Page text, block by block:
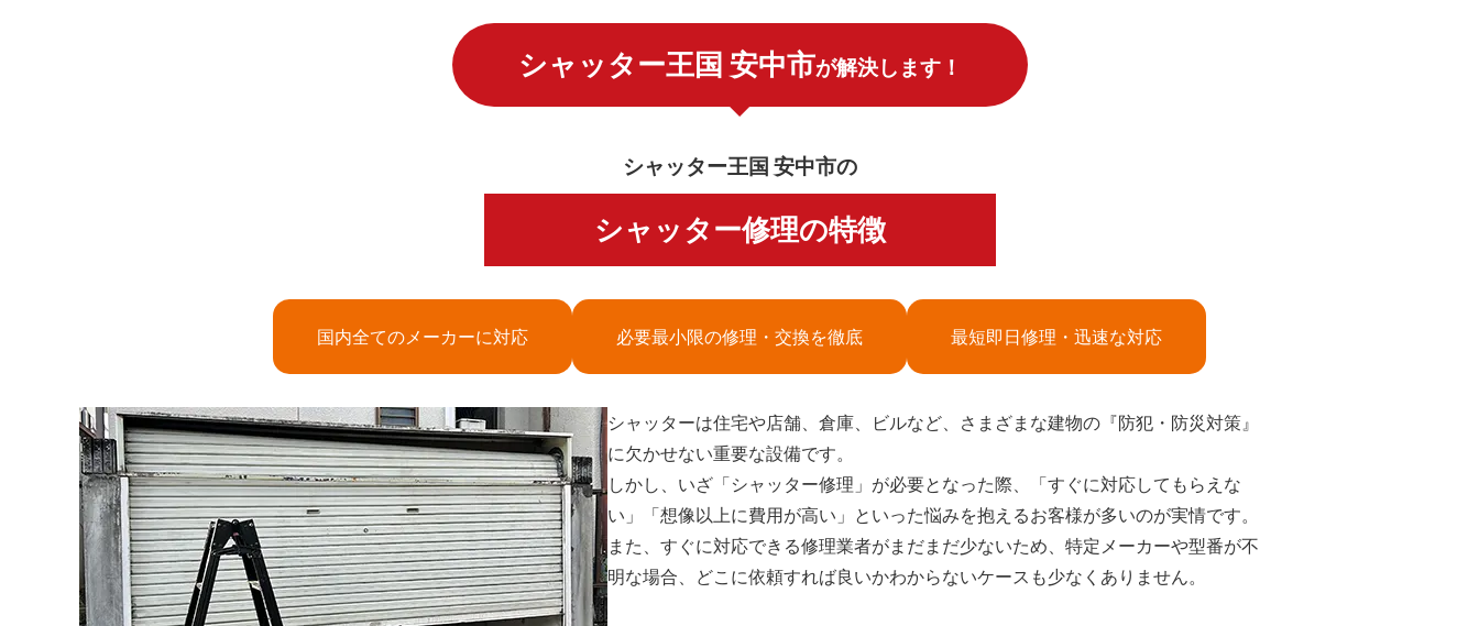
シャッター王国 安中市が解決します！
シャッター王国 安中市の
シャッター修理の特徴
国内全てのメーカーに対応 必要最小限の修理・交換を徹底 最短即日修理・迅速な対応
シャッターは住宅や店舗、倉庫、ビルなど、さまざまな建物の『防犯・防災対策』
に欠かせない重要な設備です。
しかし、いざ「シャッター修理」が必要となった際、「すぐに対応してもらえな
い」「想像以上に費用が高い」といった悩みを抱えるお客様が多いのが実情です。
また、すぐに対応できる修理業者がまだまだ少ないため、特定メーカーや型番が不
明な場合、どこに依頼すれば良いかわからないケースも少なくありません。